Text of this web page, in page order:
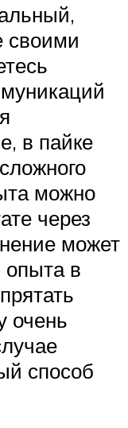
своими
в пайке
можно
через
может
опыта в
очень
способ